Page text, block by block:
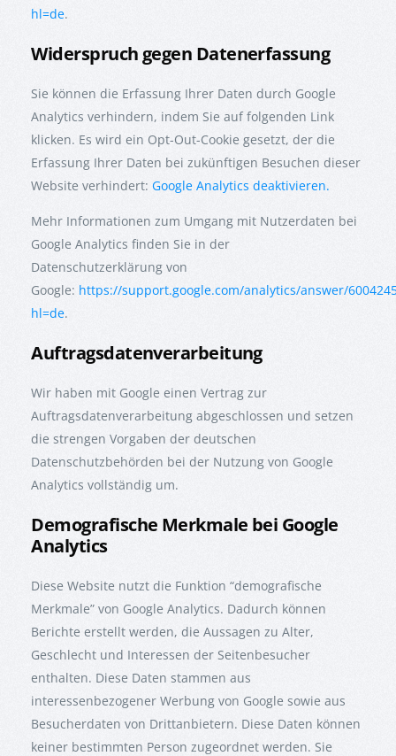
hl=de.
Widerspruch gegen Datenerfassung
Sie können die Erfassung Ihrer Daten durch Google
Analytics verhindern, indem Sie auf folgenden Link
klicken. Es wird ein Opt-Out-Cookie gesetzt, der die
Erfassung Ihrer Daten bei zukünftigen Besuchen dieser
Website verhindert:Google Analytics deaktivieren.
Mehr Informationen zum Umgang mit Nutzerdaten bei
Google Analytics finden Sie in der
Datenschutzerklärung von
Google: https://support.google.com/analytics/answer/
hl=de.
Auftragsdatenverarbeitung
Wir haben mit Google einen Vertrag zur
Auftragsdatenverarbeitung abgeschlossen und setzen
die strengen Vorgaben der deutschen
Datenschutzbehörden bei der Nutzung von Google
Analytics vollständig um.
Demografische Merkmale bei Google
Analytics
Diese Website nutzt die Funktion “demografische
Merkmale” von Google Analytics. Dadurch können
Berichte erstellt werden, die Aussagen zu Alter,
Geschlecht und Interessen der Seitenbesucher
enthalten. Diese Daten stammen aus
interessenbezogener Werbung von Google sowie aus
Besucherdaten von Drittanbietern. Diese Daten können
keiner bestimmten Person zugeordnet werden. Sie